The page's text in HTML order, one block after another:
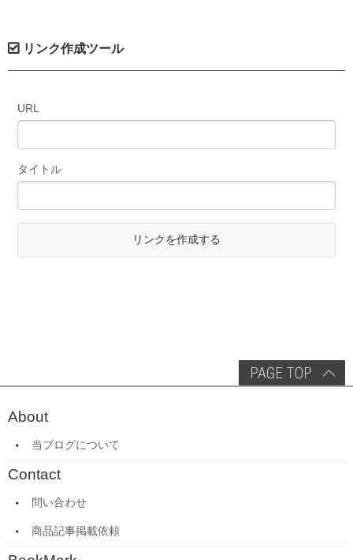
リンク作成ツール
URL
タイトル
リンクを作成する
About
当ブログについて
Contact
問い合わせ
商品記事掲載依頼